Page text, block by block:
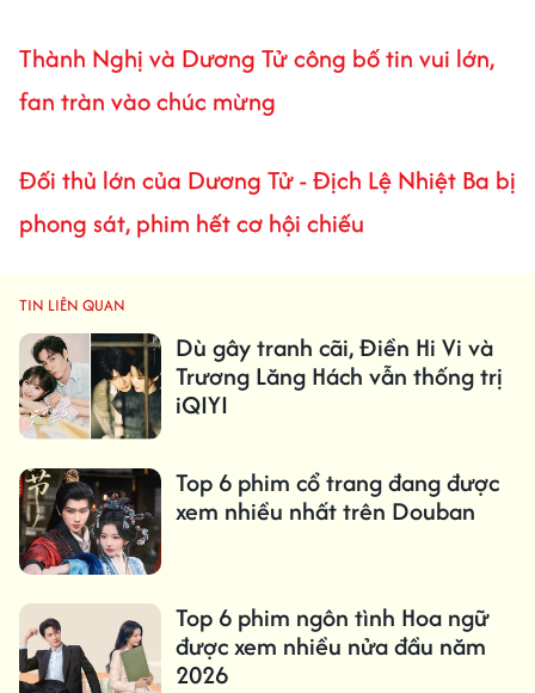
Thành Nghị và Dương Tử công bố tin vui lớn,
fan tràn vào chúc mừng
Đối thủ lớn của Dương Tử - Địch Lệ Nhiệt Ba bị
phong sát, phim hết cơ hội chiếu
TIN LIÊN QUAN
Dù gây tranh cãi, Điền Hi Vi và
Trương Lăng Hách vẫn thống trị
iQIYI
Top 6 phim cổ trang đang được
xem nhiều nhất trên Douban
Top 6 phim ngôn tình Hoa ngữ
được xem nhiều nửa đầu năm
2026